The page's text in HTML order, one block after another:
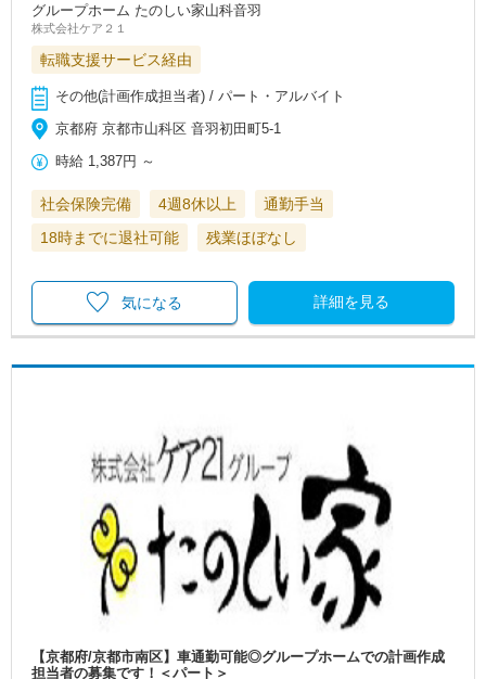
グループホーム たのしい家山科音羽
株式会社ケア２１
転職支援サービス経由
その他(計画作成担当者) / パート・アルバイト
京都府 京都市山科区 音羽初田町5-1
時給 1,387円 ～
社会保険完備 4週8休以上
通勤手当
18時までに退社可能
残業ほぼなし
詳細を見る
気になる
【京都府/京都市南区】車通勤可能◎グループホームでの計画作成
担当者の募集です！＜パート＞